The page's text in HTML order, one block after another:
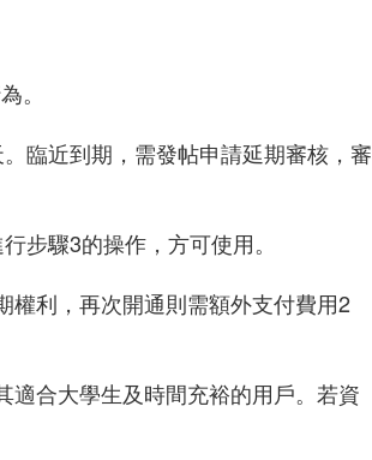
。
臨近到期，需發帖申請延期審核，審
步驟3的操作，方可使用。
權利，再次開通則需額外支付費用2
適合大學生及時間充裕的用戶。若資